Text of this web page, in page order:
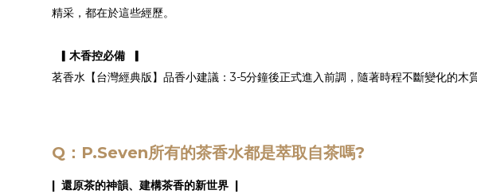
精采，都在於這些經歷。
▎木香控必備 ▎
茗香水【台灣經典版】品香小建議：3-5分鐘後正式進入前調，隨著時程不斷變化的木
Q：P.Seven所有的茶香水都是萃取自茶嗎?
| 還原茶的神韻、建構茶香的新世界 |